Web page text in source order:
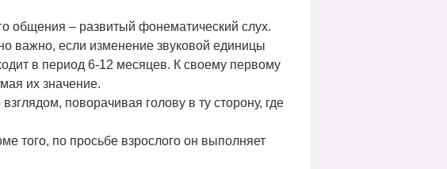
общения – развитый фонематический слух.
важно, если изменение звуковой единицы
в период 6-12 месяцев. К своему первому
их значение.
поворачивая голову в ту сторону, где
того, по просьбе взрослого он выполняет